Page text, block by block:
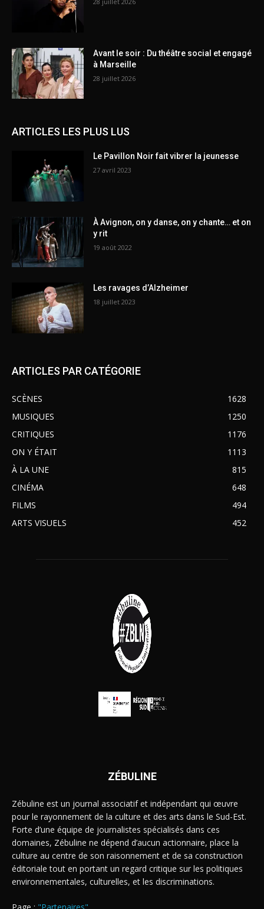
Avant le soir : Du théâtre social et engagé
à Marseille
28 juillet 2026
ARTICLES LES PLUS LUS
Le Pavillon Noir fait vibrer la jeunesse
27 avril 2023
À Avignon, on y danse, on y chante… et on
y rit
19 août 2022
Les ravages d’Alzheimer
18 juillet 2023
ARTICLES PAR CATÉGORIE
SCÈNES
1628
MUSIQUES
1250
CRITIQUES
1176
ON Y ÉTAIT
1113
À LA UNE
815
CINÉMA
648
FILMS
494
ARTS VISUELS
452
ZÉBULINE
Zébuline est un journal associatif et indépendant qui œuvre
pour le rayonnement de la culture et des arts dans le Sud-Est.
Forte d’une équipe de journalistes spécialisés dans ces
domaines, Zébuline ne dépend d’aucun actionnaire, place la
culture au centre de son raisonnement et de sa construction
éditoriale tout en portant un regard critique sur les politiques
environnementales, culturelles, et les discriminations.